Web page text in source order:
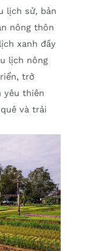
lịch sử, bản
nông thôn
xanh đầy
lịch nông
trở
yêu thiên
và trải